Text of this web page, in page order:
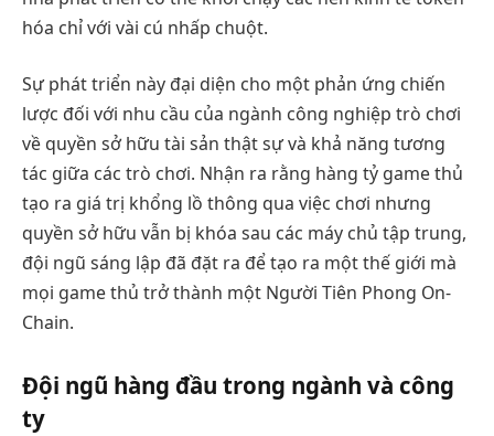
hóa chỉ với vài cú nhấp chuột.
Sự phát triển này đại diện cho một phản ứng chiến
lược đối với nhu cầu của ngành công nghiệp trò chơi
về quyền sở hữu tài sản thật sự và khả năng tương
tác giữa các trò chơi. Nhận ra rằng hàng tỷ game thủ
tạo ra giá trị khổng lồ thông qua việc chơi nhưng
quyền sở hữu vẫn bị khóa sau các máy chủ tập trung,
đội ngũ sáng lập đã đặt ra để tạo ra một thế giới mà
mọi game thủ trở thành một Người Tiên Phong On-
Chain.
Đội ngũ hàng đầu trong ngành và công
ty